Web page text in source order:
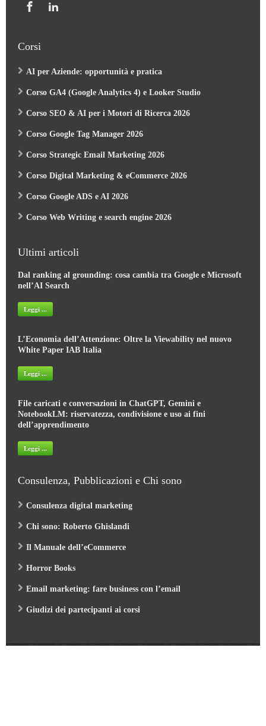
Corsi
AI per Aziende: opportunità e pratica
Corso GA4 (Google Analytics 4) e Looker Studio
Corso SEO & AI per i Motori di Ricerca 2026
Corso Google Tag Manager 2026
Corso Strategic Email Marketing 2026
Corso Digital Marketing & eCommerce 2026
Corso Google ADS e AI 2026
Corso Web Writing e search engine 2026
Ultimi articoli
Dal ranking al grounding: cosa cambia tra Google e Microsoft
nell’AI Search
Leggi ...
L’Economia dell’Attenzione: Oltre la Viewability nel nuovo
White Paper IAB Italia
Leggi ...
File caricati e conversazioni in ChatGPT, Gemini e
NotebookLM: riservatezza, condivisione e uso ai fini
dell’apprendimento
Leggi ...
Consulenza, Pubblicazioni e Chi sono
Consulenza digital marketing
Chi sono: Roberto Ghislandi
Il Manuale dell’eCommerce
Horror Books
Email marketing: fare business con l’email
Giudizi dei partecipanti ai corsi